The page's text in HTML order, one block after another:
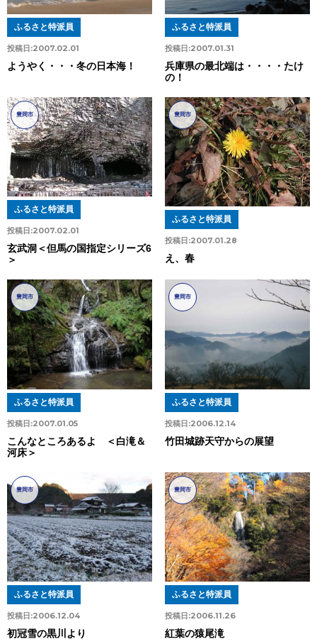
投稿日:2007.02.01
ふるさと特派員
ようやく・・・冬の日本海！
投稿日:2007.01.31
ふるさと特派員
兵庫県の最北端は・・・・たけ
の！
豊岡市
投稿日:2007.02.01
ふるさと特派員
玄武洞＜但馬の国指定シリーズ6
＞
豊岡市
投稿日:2007.01.28
ふるさと特派員
え、春
豊岡市
投稿日:2007.01.05
ふるさと特派員
こんなところあるよ ＜白滝＆
河床＞
豊岡市
投稿日:2006.12.14
ふるさと特派員
竹田城跡天守からの展望
豊岡市
投稿日:2006.12.04
ふるさと特派員
初冠雪の黒川より
豊岡市
投稿日:2006.11.26
ふるさと特派員
紅葉の猿尾滝